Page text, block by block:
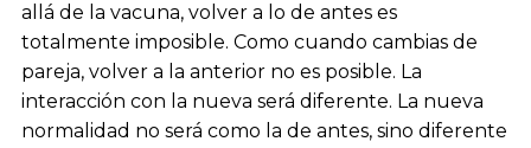
allá de la vacuna, volver a lo de antes es
totalmente imposible. Como cuando cambias de
pareja, volver a la anterior no es posible. La
interacción con la nueva será diferente. La nueva
normalidad no será como la de antes, sino diferente